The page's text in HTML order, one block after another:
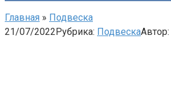
Главная » Подвеска
21/07/2022Рубрика: ПодвескаАвтор: